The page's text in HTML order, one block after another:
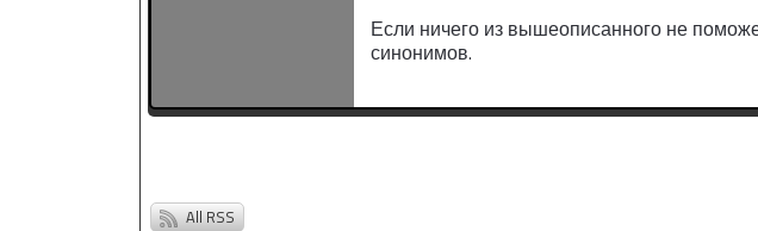
Если ничего из вышеописанного не
синонимов.
All RSS